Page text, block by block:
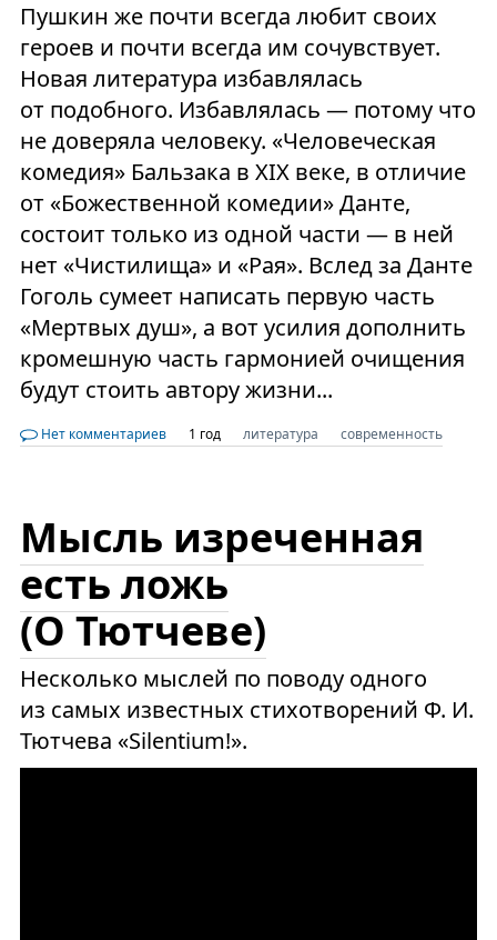
Пушкин же почти всегда любит своих
героев и почти всегда им сочувствует.
Новая литература избавлялась
от подобного. Избавлялась — потому что
не доверяла человеку. «Человеческая
комедия» Бальзака в XIX веке, в отличие
от «Божественной комедии» Данте,
состоит только из одной части — в ней
нет «Чистилища» и «Рая». Вслед за Данте
Гоголь сумеет написать первую часть
«Мертвых душ», а вот усилия дополнить
кромешную часть гармонией очищения
будут стоить автору жизни...
Нет комментариев 1 год литература современность
Мысль изреченная
есть ложь
(О Тютчеве)
Несколько мыслей по поводу одного
из самых известных стихотворений Ф. И.
Тютчева «Silentium!».